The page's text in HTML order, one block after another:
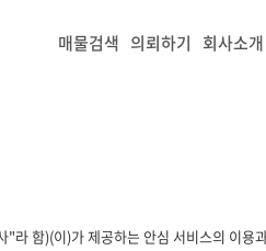
매물검색 의뢰하기 회사소개
"라 함)(이)가 제공하는 안심 서비스의 이